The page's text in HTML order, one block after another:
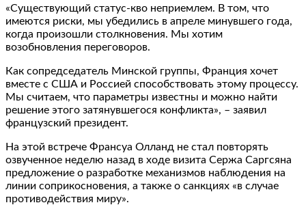
«Существующий статус-кво неприемлем. В том, что
имеются риски, мы убедились в апреле минувшего года,
когда произошли столкновения. Мы хотим
возобновления переговоров.
Как сопредседатель Минской группы, Франция хочет
вместе с США и Россией способствовать этому процессу.
Мы считаем, что параметры известны и можно найти
решение этого затянувшегося конфликта», – заявил
французский президент.
На этой встрече Франсуа Олланд не стал повторять
озвученное неделю назад в ходе визита Сержа Саргсяна
предложение о разработке механизмов наблюдения на
линии соприкосновения, а также о санкциях «в случае
противодействия миру».